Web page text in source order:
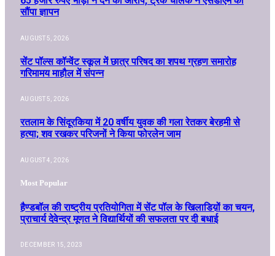
सौंपा ज्ञापन
AUGUST 5, 2026
सेंट पॉल्स कॉन्वेंट स्कूल में छात्र परिषद का शपथ ग्रहण समारोह
गरिमामय माहौल में संपन्न
AUGUST 5, 2026
रतलाम के सिंदूरकिया में 20 वर्षीय युवक की गला रेतकर बेरहमी से
हत्या; शव रखकर परिजनों ने किया फोरलेन जाम
AUGUST 4, 2026
Most Popular
हैण्डबॉल की राष्ट्रीय प्रतियोगिता में सेंट पॉल के खिलाडिय़ों का चयन,
प्राचार्य देवेन्द्र मूणत ने विद्यार्थियों की सफलता पर दी बधाई
DECEMBER 15, 2023